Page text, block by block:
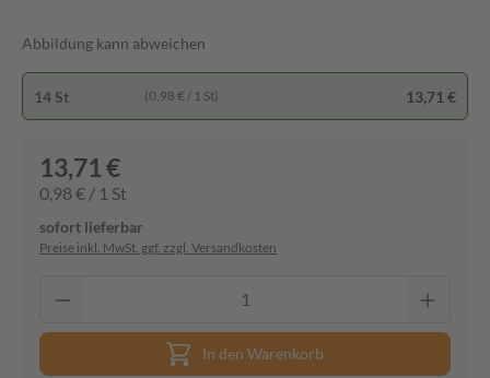
Abbildung kann abweichen
14 St (0,98 € / 1 St) 13,71 €
13,71 €
0,98 € / 1 St
sofort lieferbar
Preise inkl. MwSt. ggf. zzgl. Versandkosten
In den Warenkorb